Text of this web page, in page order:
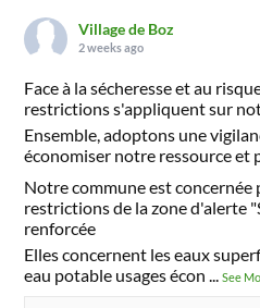
Village de Boz
2 weeks ago
Face à la sécheresse et au
restrictions s'appliquent sur
Ensemble, adoptons une
économiser notre ressource et
Notre commune est concernée
restrictions de la zone d'alerte
renforcée
Elles concernent les eaux
eau potable usages écon ...See